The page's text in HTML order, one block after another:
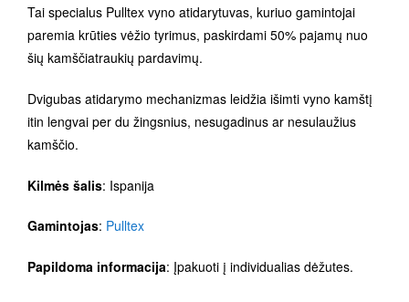
Tai specialus Pulltex vyno atidarytuvas, kuriuo gamintojai
paremia krūties vėžio tyrimus, paskirdami 50% pajamų nuo
šių kamščiatraukių pardavimų.
Dvigubas atidarymo mechanizmas leidžia išimti vyno kamštį
itin lengvai per du žingsnius, nesugadinus ar nesulaužius
kamščio.
Kilmės šalis: Ispanija
Gamintojas: Pulltex
Papildoma informacija: Įpakuoti į individualias dėžutes.